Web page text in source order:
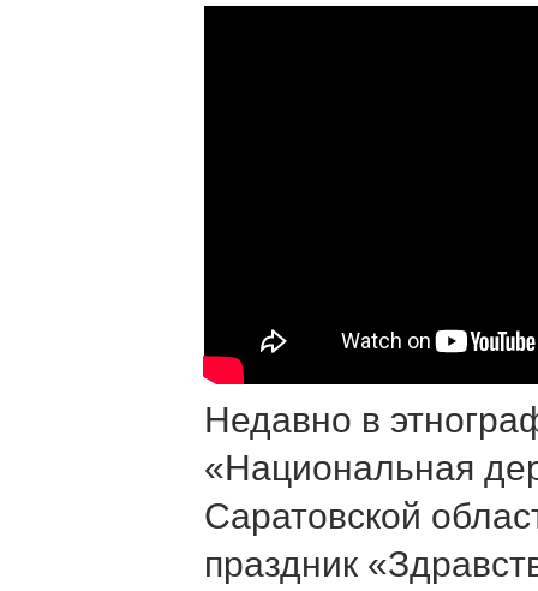
Недавно в
«Национальная
Саратовской
праздник